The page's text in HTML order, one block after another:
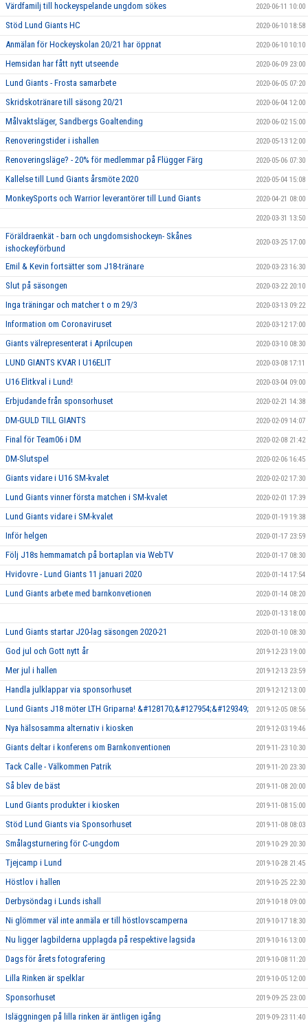
Värdfamilj till hockeyspelande ungdom sökes 2020-06-11 10:00
Stöd Lund Giants HC 2020-06-10 18:58
Anmälan för Hockeyskolan 20/21 har öppnat 2020-06-10 10:10
Hemsidan har fått nytt utseende 2020-06-09 23:00
Lund Giants - Frosta samarbete 2020-06-05 07:20
Skridskotränare till säsong 20/21 2020-06-04 12:00
Målvaktsläger, Sandbergs Goaltending 2020-06-02 15:00
Renoveringstider i ishallen 2020-05-13 12:00
Renoveringsläge? - 20% för medlemmar på Flügger Färg 2020-05-06 07:30
Kallelse till Lund Giants årsmöte 2020 2020-05-04 15:08
MonkeySports och Warrior leverantörer till Lund Giants 2020-04-21 08:00
2020-03-31 13:50
Föräldraenkät - barn och ungdomsishockeyn- Skånes
ishockeyförbund
2020-03-25 17:00
Emil & Kevin fortsätter som J18-tränare 2020-03-23 16:30
Slut på säsongen 2020-03-22 20:10
Inga träningar och matcher t o m 29/3 2020-03-13 09:22
Information om Coronaviruset 2020-03-12 17:00
Giants välrepresenterat i Aprilcupen 2020-03-10 08:30
LUND GIANTS KVAR I U16ELIT 2020-03-08 17:11
U16 Elitkval i Lund! 2020-03-04 09:00
Erbjudande från sponsorhuset 2020-02-21 14:38
DM-GULD TILL GIANTS 2020-02-09 14:07
Final för Team06 i DM 2020-02-08 21:42
DM-Slutspel 2020-02-06 16:45
Giants vidare i U16 SM-kvalet 2020-02-02 17:30
Lund Giants vinner första matchen i SM-kvalet 2020-02-01 17:39
Lund Giants vidare i SM-kvalet 2020-01-19 19:38
Inför helgen 2020-01-17 23:59
Följ J18s hemmamatch på bortaplan via WebTV 2020-01-17 08:30
Hvidovre - Lund Giants 11 januari 2020 2020-01-14 17:54
Lund Giants arbete med barnkonvetionen 2020-01-14 08:20
2020-01-13 18:00
Lund Giants startar J20-lag säsongen 2020-21 2020-01-10 08:30
God jul och Gott nytt år 2019-12-23 19:00
Mer jul i hallen 2019-12-13 23:59
Handla julklappar via sponsorhuset 2019-12-12 13:00
Lund Giants J18 möter LTH Griparna! &#128170;&#127954;&#129349; 2019-12-05 08:56
Nya hälsosamma alternativ i kiosken 2019-12-03 19:46
Giants deltar i konferens om Barnkonventionen 2019-11-23 10:30
Tack Calle - Välkommen Patrik 2019-11-20 23:30
Så blev de bäst 2019-11-08 20:00
Lund Giants produkter i kiosken 2019-11-08 15:00
Stöd Lund Giants via Sponsorhuset 2019-11-08 08:03
Smålagsturnering för C-ungdom 2019-10-29 20:30
Tjejcamp i Lund 2019-10-28 21:45
Höstlov i hallen 2019-10-25 22:30
Derbysöndag i Lunds ishall 2019-10-18 09:00
Ni glömmer väl inte anmäla er till höstlovscamperna 2019-10-17 18:30
Nu ligger lagbilderna upplagda på respektive lagsida 2019-10-16 13:00
Dags för årets fotografering 2019-10-08 11:20
Lilla Rinken är spelklar 2019-10-05 12:00
Sponsorhuset 2019-09-25 23:00
Isläggningen på lilla rinken är äntligen igång 2019-09-23 11:40